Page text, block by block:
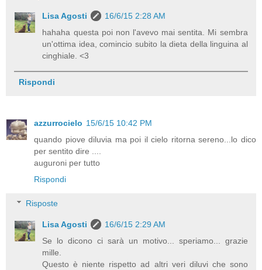
Lisa Agosti
16/6/15 2:28 AM
hahaha questa poi non l'avevo mai sentita. Mi sembra
un'ottima idea, comincio subito la dieta della linguina al
cinghiale. <3
Rispondi
azzurrocielo 15/6/15 10:42 PM
quando piove diluvia ma poi il cielo ritorna sereno...lo dico
per sentito dire ....
auguroni per tutto
Rispondi
Risposte
Lisa Agosti
16/6/15 2:29 AM
Se lo dicono ci sarà un motivo... speriamo... grazie
mille.
Questo è niente rispetto ad altri veri diluvi che sono